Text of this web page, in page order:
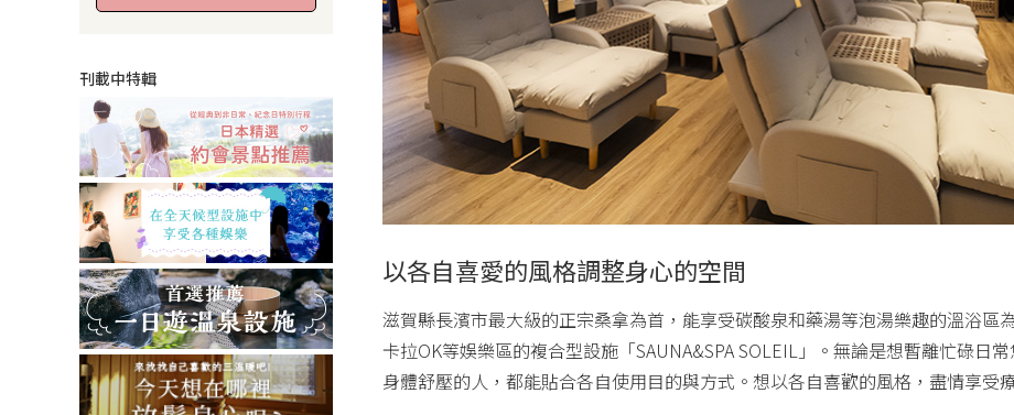
刊載中特輯
以各自喜愛的風格調整身心的空間
滋賀縣長濱市最大級的正宗桑拿為首，能享受碳酸泉和藥湯等泡湯樂趣的溫浴區
卡拉OK等娛樂區的複合型設施「SAUNA&SPA SOLEIL」。無論是想暫離忙碌日
身體舒壓的人，都能貼合各自使用目的與方式。想以各自喜歡的風格，盡情享受